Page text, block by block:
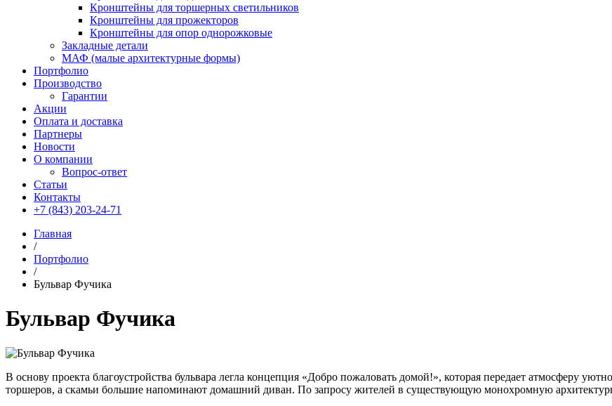
Кронштейны для торшерных светильников
Кронштейны для прожекторов
Кронштейны для опор однорожковые
Закладные детали
МАФ (малые архитектурные формы)
Портфолио
Производство
Гарантии
Акции
Оплата и доставка
Партнеры
Новости
О компании
Вопрос-ответ
Статьи
Контакты
+7 (843) 203-24-71
Главная
/
Портфолио
/
Бульвар Фучика
Бульвар Фучика
В основу проекта благоустройства бульвара легла концепция «Добро пожаловать домой!», которая передает атмосферу
торшеров, а скамьи большие напоминают домашний диван. По запросу жителей в существующую монохромную